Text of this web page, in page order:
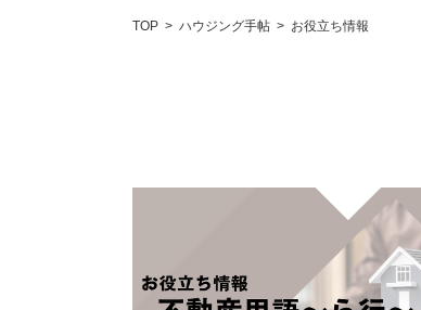
TOP > ハウジング手帖 > お役立ち情報